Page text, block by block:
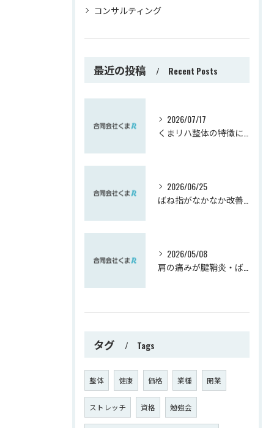
コンサルティング
最近の投稿 Recent Posts
2026/07/17
2026/06/25
2026/05/08
タグ Tags
整体 健康 価格 業種 開業
ストレッチ 資格 勉強会